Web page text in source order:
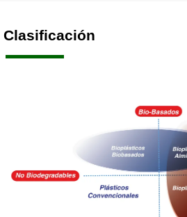
Clasificación